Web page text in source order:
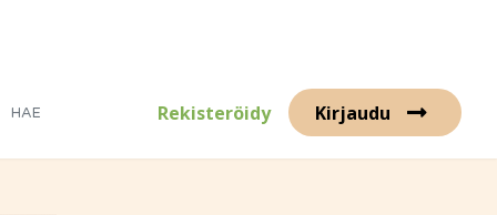
Rekisteröidy Kirjaudu